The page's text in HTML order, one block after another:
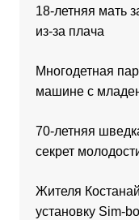
18-летняя мать
из-за плача
Многодетная
машине с
70-летняя
секрет
Жителя
установку Sim-